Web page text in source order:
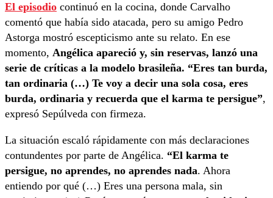
El episodio continuó en la cocina, donde Carvalho
comentó que había sido atacada, pero su amigo Pedro
Astorga mostró escepticismo ante su relato. En ese
momento, Angélica apareció y, sin reservas, lanzó una
serie de críticas a la modelo brasileña. “Eres tan burda,
tan ordinaria (…) Te voy a decir una sola cosa, eres
burda, ordinaria y recuerda que el karma te persigue”,
expresó Sepúlveda con firmeza.
La situación escaló rápidamente con más declaraciones
contundentes por parte de Angélica. “El karma te
persigue, no aprendes, no aprendes nada. Ahora
entiendo por qué (…) Eres una persona mala, sin